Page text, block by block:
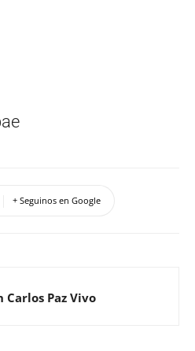
+ Seguinos en Google
Carlos Paz Vivo